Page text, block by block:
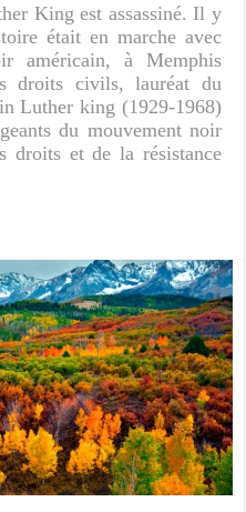
King est assassiné. Il y
était en marche avec
américain, à Memphis
droits civils, lauréat du
Luther king (1929-1968)
du mouvement noir
droits et de la résistance